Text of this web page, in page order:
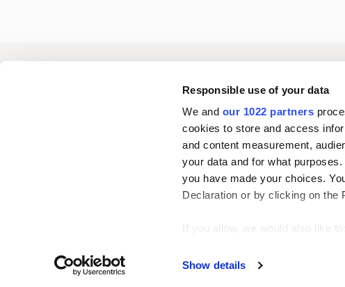
Responsible use of your data
We and our 1022 partners
cookies to store and access
and content measurement,
your data and for what
you have made your choices.
Declaration or by clicking on the
If you allow, we would also like to:
Identify your device by
Show details
L
n
e